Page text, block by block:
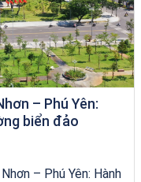
– Phú Yên:
biển đảo
– Phú Yên: Hành